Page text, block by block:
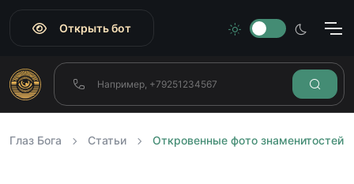
Открыть бот
Глаз Бога Статьи Откровенные фото знаменитостей